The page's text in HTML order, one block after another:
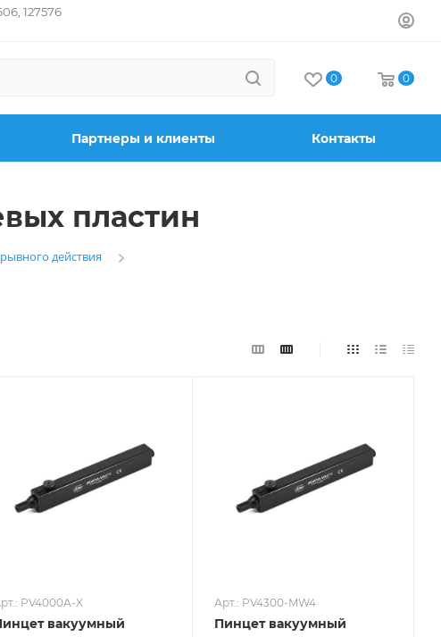
127576
0 0
Партнеры и клиенты Контакты
пластин
действия
PV4000A-X
вакуумный
Арт.: PV4300-MW4
Пинцет вакуумный